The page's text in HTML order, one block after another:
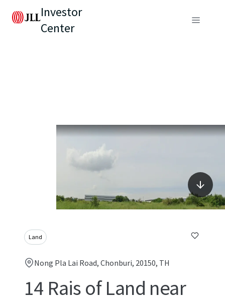
Investor
Center
Land
Nong Pla Lai Road, Chonburi, 20150, TH
14 Rais of Land near